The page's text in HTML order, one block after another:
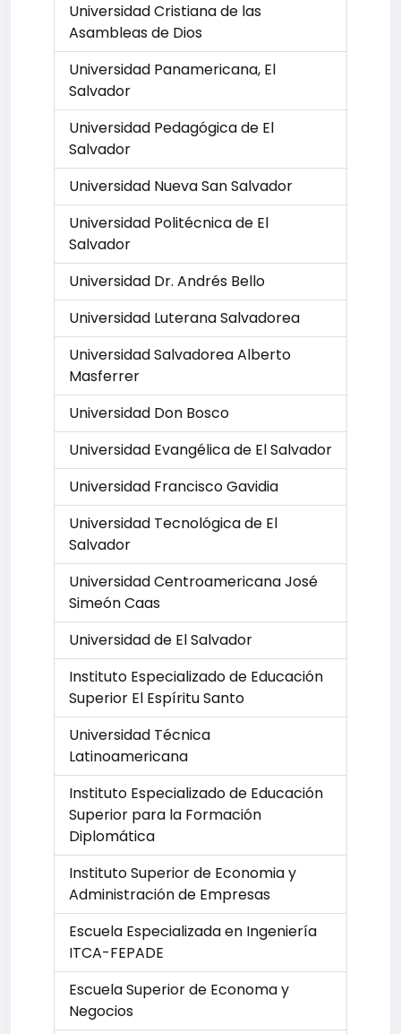
Universidad Cristiana de las
Asambleas de Dios
Universidad Panamericana, El
Salvador
Universidad Pedagógica de El
Salvador
Universidad Nueva San Salvador
Universidad Politécnica de El
Salvador
Universidad Dr. Andrés Bello
Universidad Luterana Salvadorea
Universidad Salvadorea Alberto
Masferrer
Universidad Don Bosco
Universidad Evangélica de El Salvador
Universidad Francisco Gavidia
Universidad Tecnológica de El
Salvador
Universidad Centroamericana José
Simeón Caas
Universidad de El Salvador
Instituto Especializado de Educación
Superior El Espíritu Santo
Universidad Técnica
Latinoamericana
Instituto Especializado de Educación
Superior para la Formación
Diplomática
Instituto Superior de Economia y
Administración de Empresas
Escuela Especializada en Ingeniería
ITCA-FEPADE
Escuela Superior de Economa y
Negocios